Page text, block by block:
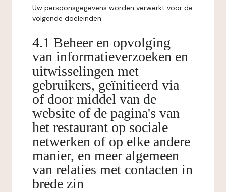
Uw persoonsgegevens worden verwerkt voor de
volgende doeleinden:
4.1 Beheer en opvolging
van informatieverzoeken en
uitwisselingen met
gebruikers, geïnitieerd via
of door middel van de
website of de pagina's van
het restaurant op sociale
netwerken of op elke andere
manier, en meer algemeen
van relaties met contacten in
brede zin